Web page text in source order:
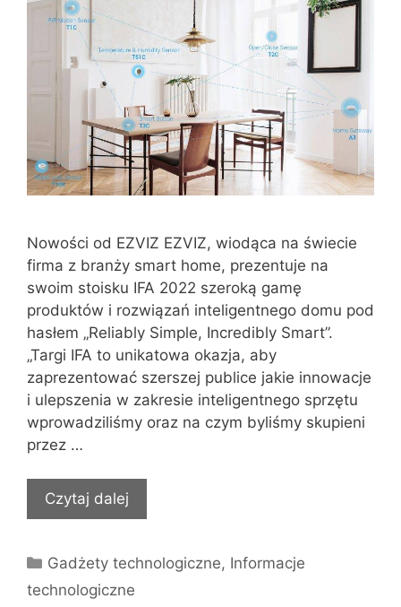
Nowości od EZVIZ EZVIZ, wiodąca na świecie
firma z branży smart home, prezentuje na
swoim stoisku IFA 2022 szeroką gamę
produktów i rozwiązań inteligentnego domu pod
hasłem „Reliably Simple, Incredibly Smart”.
„Targi IFA to unikatowa okazja, aby
zaprezentować szerszej publice jakie innowacje
i ulepszenia w zakresie inteligentnego sprzętu
wprowadziliśmy oraz na czym byliśmy skupieni
przez …
Czytaj dalej
Kategorie
Gadżety technologiczne, Informacje
technologiczne